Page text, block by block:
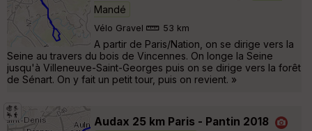
Mandé
Vélo Gravel 53 km
A partir de Paris/Nation, on se dirige vers la
Seine au travers du bois de Vincennes. On longe la Seine
jusqu'à Villeneuve-Saint-Georges puis on se dirige vers la forêt
de Sénart. On y fait un petit tour, puis on revient. »
Audax 25 km Paris - Pantin 2018